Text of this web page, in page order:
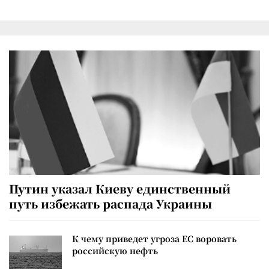
Путин указал Киеву единственный
путь избежать распада Украины
К чему приведет угроза ЕС воровать
российскую нефть